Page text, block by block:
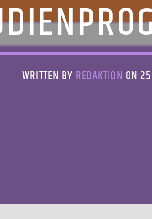
WRITTEN BY REDAKTION ON